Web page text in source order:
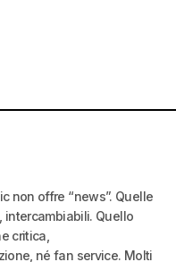
non offre “news”. Quelle
Quello
critica,
né fan service. Molti